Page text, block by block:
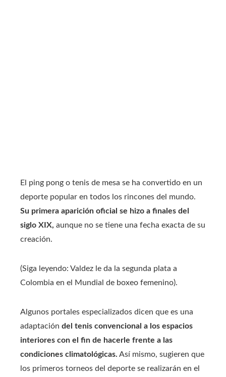
El ping pong o tenis de mesa se ha convertido en un
deporte popular en todos los rincones del mundo.
Su primera aparición oficial se hizo a finales del
siglo XIX, aunque no se tiene una fecha exacta de su
creación.
(Siga leyendo: Valdez le da la segunda plata a
Colombia en el Mundial de boxeo femenino).
Algunos portales especializados dicen que es una
adaptación del tenis convencional a los espacios
interiores con el fin de hacerle frente a las
condiciones climatológicas. Así mismo, sugieren que
los primeros torneos del deporte se realizarán en el